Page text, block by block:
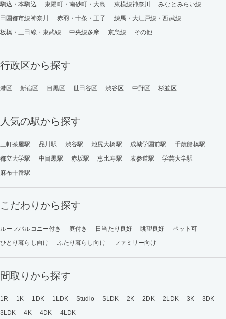
駒込・本駒込
東陽町・南砂町・大島 東横線神奈川
みなとみらい線
田園都市線神奈川
赤羽・十条・王子
練馬・大江戸線・西武線
板橋・三田線・東武線
中央線多摩 京急線 その他
行政区から探す
港区 新宿区 目黒区 世田谷区 渋谷区 中野区 杉並区
人気の駅から探す
三軒茶屋駅 品川駅 渋谷駅 池尻大橋駅 成城学園前駅
千歳船橋駅
都立大学駅
中目黒駅 赤坂駅 恵比寿駅 表参道駅
学芸大学駅
麻布十番駅
こだわりから探す
ルーフバルコニー付き 庭付き 日当たり良好 眺望良好
ペット可
ひとり暮らし向け
ふたり暮らし向け ファミリー向け
間取りから探す
1R 1K 1DK 1LDK Studio SLDK 2K 2DK 2LDK 3K
3DK
3LDK
4K 4DK 4LDK